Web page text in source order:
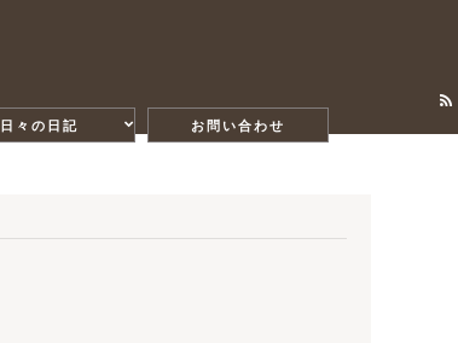
日々の日記 お問い合わせ